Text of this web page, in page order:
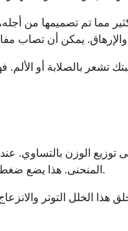
مما تم تصميمها من
تشعر بالصلابة أو
الوزن بالتساوي.
المنحنى. هذا يضع ضغطاً غير متساوٍ على العظام والأقراص والعضلات والأربطة في رقبتك.
التوتر والانزعاج.